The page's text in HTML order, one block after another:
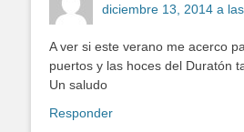
diciembre 13, 2014 a
A ver si este verano me acerco
puertos y las hoces del Duratón
Un saludo
Responder